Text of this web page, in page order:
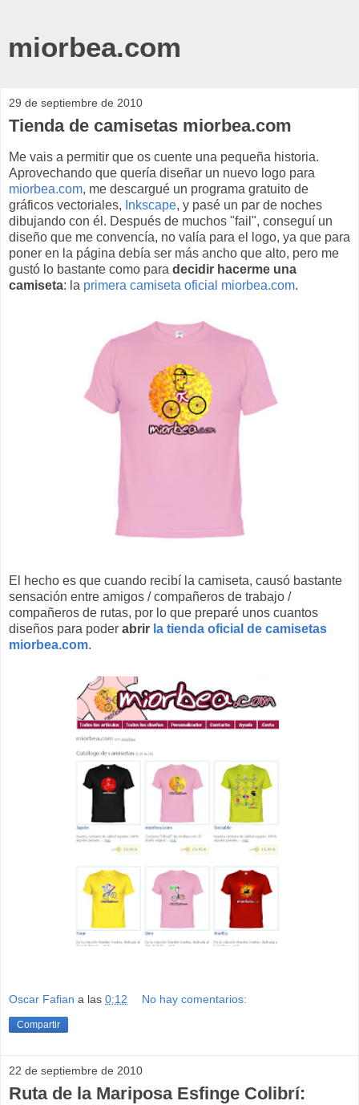
miorbea.com
29 de septiembre de 2010
Tienda de camisetas miorbea.com
Me vais a permitir que os cuente una pequeña historia.
Aprovechando que quería diseñar un nuevo logo para
miorbea.com, me descargué un programa gratuito de
gráficos vectoriales, Inkscape, y pasé un par de noches
dibujando con él. Después de muchos "fail", conseguí un
diseño que me convencía, no valía para el logo, ya que para
poner en la página debía ser más ancho que alto, pero me
gustó lo bastante como para decidir hacerme una
camiseta: la primera camiseta oficial miorbea.com.
El hecho es que cuando recibí la camiseta, causó bastante
sensación entre amigos / compañeros de trabajo /
compañeros de rutas, por lo que preparé unos cuantos
diseños para poder abrir la tienda oficial de camisetas
miorbea.com.
Oscar Fafian a las 0:12 No hay comentarios:
Compartir
22 de septiembre de 2010
Ruta de la Mariposa Esfinge Colibrí: